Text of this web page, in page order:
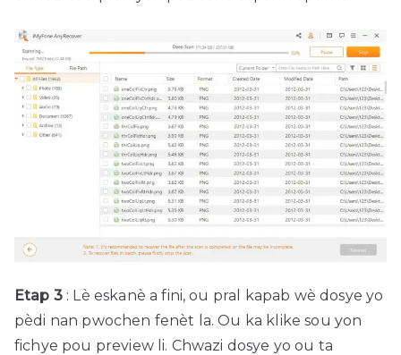
Etap 3: Lè eskanè a fini, ou pral kapab wè dosye yo
pèdi nan pwochen fenèt la. Ou ka klike sou yon
fichye pou preview li. Chwazi dosye yo ou ta